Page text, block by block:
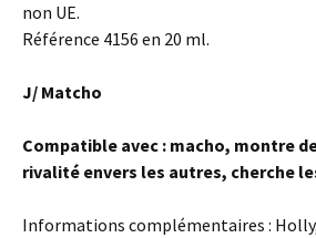
non UE.
Référence 4156 en 20 ml.
J/ Matcho
Compatible avec : macho, montre
rivalité envers les autres, cherche
Informations complémentaires :